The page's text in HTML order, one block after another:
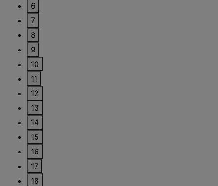
6
7
8
9
10
11
12
13
14
15
16
17
18